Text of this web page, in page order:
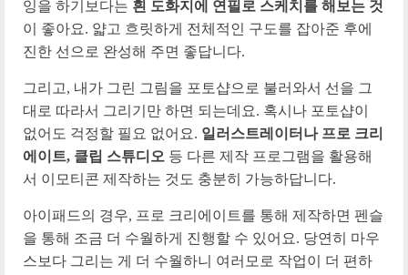
잉을 하기보다는 흰 도화지에 연필로 스케치를 해보는 것
이 좋아요. 얇고 흐릿하게 전체적인 구도를 잡아준 후에
진한 선으로 완성해 주면 좋답니다.
그리고, 내가 그린 그림을 포토샵으로 불러와서 선을 그
대로 따라서 그리기만 하면 되는데요. 혹시나 포토샵이
없어도 걱정할 필요 없어요. 일러스트레이터나 프로 크리
에이트, 클립 스튜디오 등 다른 제작 프로그램을 활용해
서 이모티콘 제작하는 것도 충분히 가능하답니다.
아이패드의 경우, 프로 크리에이트를 통해 제작하면 펜슬
을 통해 조금 더 수월하게 진행할 수 있어요. 당연히 마우
스보다 그리는 게 더 수월하니 여러모로 작업이 더 편하